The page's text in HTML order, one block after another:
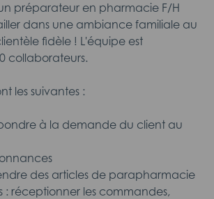
préparateur en pharmacie F/H
dans une ambiance familiale au
fidèle ! L'équipe est
collaborateurs.
les suivantes :
à la demande du client au
des articles de parapharmacie
: réceptionner les commandes,